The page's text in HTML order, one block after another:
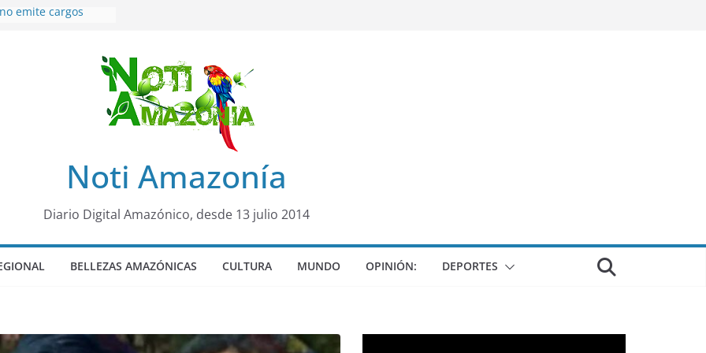
emite cargos
años de prisión a
de Alison,
sensación de
Colo de Chile
Noti Amazonía
Diario Digital Amazónico, desde 13 julio 2014
BELLEZAS AMAZÓNICAS CULTURA MUNDO OPINIÓN: DEPORTES